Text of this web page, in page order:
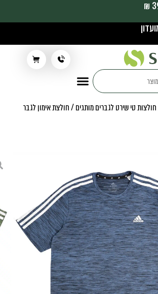
חולצות טי שירט לגברים מותגים/ חולצת אימון לגבר